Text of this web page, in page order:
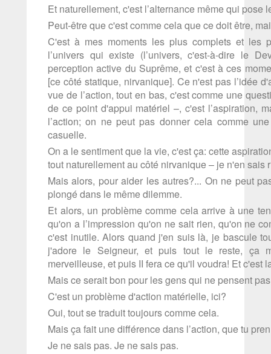
Et naturellement, c'est l’alternance même qui pose
Peut-être que c'est comme cela que ce doit être,
C'est à mes moments les plus complets et les
l’univers qui existe (l’univers, c'est-à-dire le
perception active du Suprême, et c'est à ces
[ce côté statique, nirvanique]. Ce n'est pas l’idée
vue de l’action, tout en bas, c'est comme une
de ce point d'appui matériel –, c'est l’aspiration,
l’action; on ne peut pas donner cela comme
casuelle.
On a le sentiment que la vie, c'est ça: cette
tout naturellement au côté nirvanique – je n'en sais
Mais alors, pour aider les autres?... On ne peut
plongé dans le même dilemme.
Et alors, un problème comme cela arrive à une
qu'on a l’impression qu'on ne sait rien, qu'on ne
c'est inutile. Alors quand j'en suis là, je bascule
j'adore le Seigneur, et puis tout le reste, ça
merveilleuse, et puis II fera ce qu'il voudra! Et c'est
Mais ce serait bon pour les gens qui ne pensent
C'est un problème d'action matérielle, ici?
Oui, tout se traduit toujours comme cela.
Mais ça fait une différence dans l’action, que tu
Je ne sais pas. Je ne sais pas.